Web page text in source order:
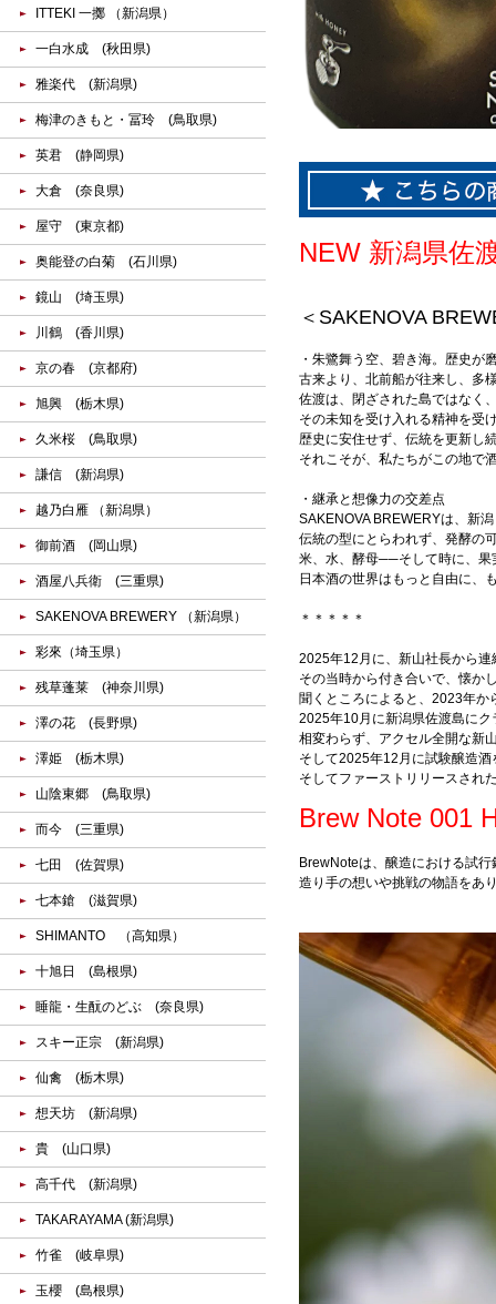
NEW 新潟県佐
＜SAKENOVA
・朱鷺舞う空、碧き海。歴史が
古来より、北前船が往来し、多
佐渡は、閉ざされた島ではなく
その未知を受け入れる精神を受
歴史に安住せず、伝統を更新し
それこそが、私たちがこの地で
・継承と想像力の交差点
SAKENOVA BREWERYは、新
伝統の型にとらわれず、発酵の
米、水、酵母──そして時に、果
日本酒の世界はもっと自由に、
＊＊＊＊＊
2025年12月に、新山社長から
その当時から付き合いで、懐か
聞くところによると、2023年か
2025年10月に新潟県佐渡島に
相変わらず、アクセル全開な新
そして2025年12月に試験醸造
そしてファーストリリースされ
Brew Note 001
BrewNoteは、醸造における試
造り手の想いや挑戦の物語をあ
ITTEKI 一擲 （新潟県）
一白水成 (秋田県)
雅楽代 (新潟県)
梅津のきもと・冨玲 (鳥取県)
英君 (静岡県)
大倉 (奈良県)
屋守 (東京都)
奥能登の白菊 (石川県)
鏡山 (埼玉県)
川鶴 (香川県)
京の春 (京都府)
旭興 (栃木県)
久米桜 (鳥取県)
謙信 (新潟県)
越乃白雁 （新潟県）
御前酒 (岡山県)
酒屋八兵衛 (三重県)
SAKENOVA BREWERY （新潟県）
彩來（埼玉県）
残草蓬莱 (神奈川県)
澤の花 (長野県)
澤姫 (栃木県)
山陰東郷 (鳥取県)
而今 (三重県)
七田 (佐賀県)
七本鎗 (滋賀県)
SHIMANTO （高知県）
十旭日 (島根県)
睡龍・生酛のどぶ (奈良県)
スキー正宗 (新潟県)
仙禽 (栃木県)
想天坊 (新潟県)
貴 (山口県)
高千代 (新潟県)
TAKARAYAMA (新潟県)
竹雀 (岐阜県)
玉櫻 (島根県)